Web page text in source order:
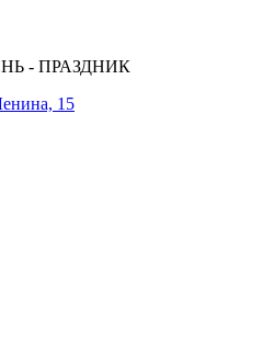
- ПРАЗДНИК
15